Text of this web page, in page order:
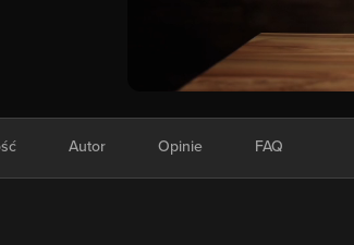
Autor Opinie FAQ